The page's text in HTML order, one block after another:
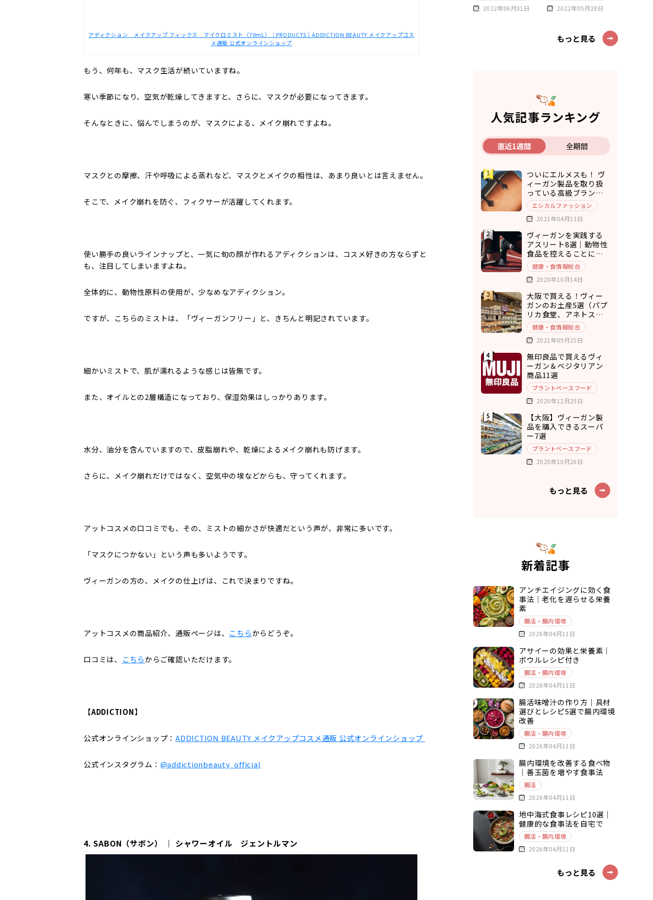
アディクション メイクアップ フィックス マイクロミスト（70mL）：PRODUCTS｜ADDICTION BEAUTY メイクアップコス
メ通販 公式オンラインショップ
もう、何年も、マスク生活が続いていますね。
寒い季節になり、空気が乾燥してきますと、さらに、マスクが必要になってきます。
そんなときに、悩んでしまうのが、マスクによる、メイク崩れですよね。
マスクとの摩擦、汗や呼吸による蒸れなど、マスクとメイクの相性は、あまり良いとは言えません。
そこで、メイク崩れを防ぐ、フィクサーが活躍してくれます。
使い勝手の良いラインナップと、一気に旬の顔が作れるアディクションは、コスメ好きの方ならずと
も、注目してしまいますよね。
全体的に、動物性原料の使用が、少なめなアディクション。
ですが、こちらのミストは、「ヴィーガンフリー」と、きちんと明記されています。
細かいミストで、肌が濡れるような感じは皆無です。
また、オイルとの2層構造になっており、保湿効果はしっかりあります。
水分、油分を含んでいますので、皮脂崩れや、乾燥によるメイク崩れも防げます。
さらに、メイク崩れだけではなく、空気中の埃などからも、守ってくれます。
アットコスメの口コミでも、その、ミストの細かさが快適だという声が、非常に多いです。
「マスクにつかない」という声も多いようです。
ヴィーガンの方の、メイクの仕上げは、これで決まりですね。
アットコスメの商品紹介、通販ページは、 こちらからどうぞ。
口コミは、 こちらからご確認いただけます。
【ADDICTION】
公式オンラインショップ： ADDICTION BEAUTY メイクアップコスメ通販 公式オンラインショップ
公式インスタグラム： @addictionbeauty_official
4. SABON（サボン） ｜ シャワーオイル ジェントルマン
2022年06月01日
2022年05月28日
もっと見る
人気記事ランキング
直近1週間 全期間
ついにエルメスも！ ヴ
ィーガン製品を取り扱
っている高級ブランド7
選エシカルファッション
2021年04月13日
ヴィーガンを実践する
アスリート8選｜動物性
食品を控えることにメ
リットを実感
健康・食情報総合
2020年10月14日
大阪で買える！ヴィー
ガンのお土産5選（パプ
リカ食堂、アネトス、
ひねもすぱん）
健康・食情報総合
2021年09月25日
無印良品で買えるヴィ
ーガン＆ベジタリアン
商品11選
プラントベースフード
2020年12月25日
【大阪】ヴィーガン製
品を購入できるスーパ
ー7選
プラントベースフード
2020年10月26日
もっと見る
新着記事
アンチエイジングに効く食
事法｜老化を遅らせる栄養
素
腸活・腸内環境
2026年04月11日
アサイーの効果と栄養素｜
ボウルレシピ付き
腸活・腸内環境
2026年04月11日
腸活味噌汁の作り方｜具材
選びとレシピ5選で腸内環境
改善
腸活・腸内環境
2026年04月11日
腸内環境を改善する食べ物
｜善玉菌を増やす食事法
腸活
2026年04月11日
地中海式食事レシピ10選｜
健康的な食事法を自宅で
腸活・腸内環境
2026年04月11日
もっと見る